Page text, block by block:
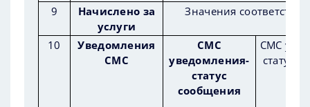
9
Начислено за
услуги
Значения
10
Уведомления
СМС
СМС
уведомления-
статус
сообщения
СМС
статус